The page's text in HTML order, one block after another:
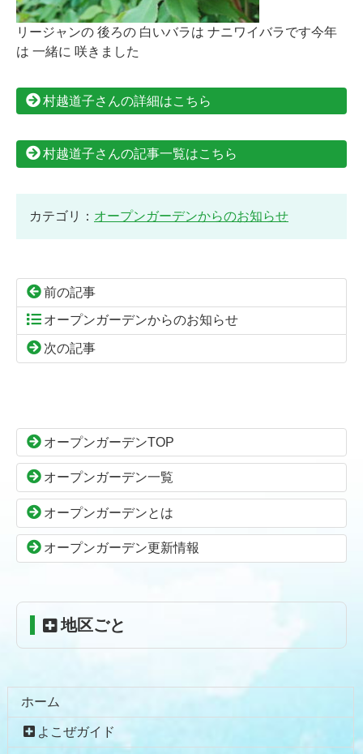
リージャンの 後ろの 白いバラは ナニワイバラです今年
は 一緒に 咲きました
村越道子さんの詳細はこちら
村越道子さんの記事一覧はこちら
カテゴリ： オープンガーデンからのお知らせ
前の記事
オープンガーデンからのお知らせ
次の記事
ン
本
文
先
へ
る
の
頭
へ
る
オープンガーデンTOP
オープンガーデン一覧
オープンガーデンとは
オープンガーデン更新情報
地区ごと
ホーム
よこぜガイド